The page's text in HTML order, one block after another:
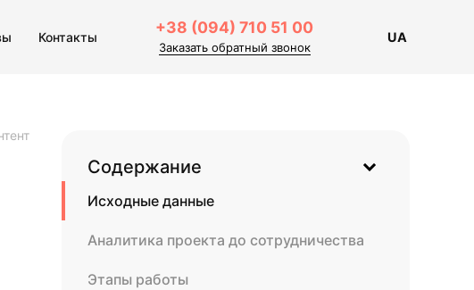
Контакты
+38 (094) 710 51 00
Заказать обратный звонок
UA
Содержание
Исходные данные
Аналитика проекта до сотрудничества
Этапы работы